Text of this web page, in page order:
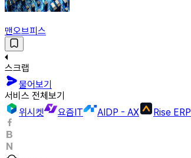
맨오브피스
스크랩
물어보기
서비스 전체보기
위시켓
요즘IT AIDP - AX Rise ERP